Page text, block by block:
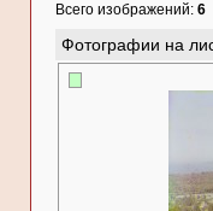
Всего изображений: 6
Фотографии на